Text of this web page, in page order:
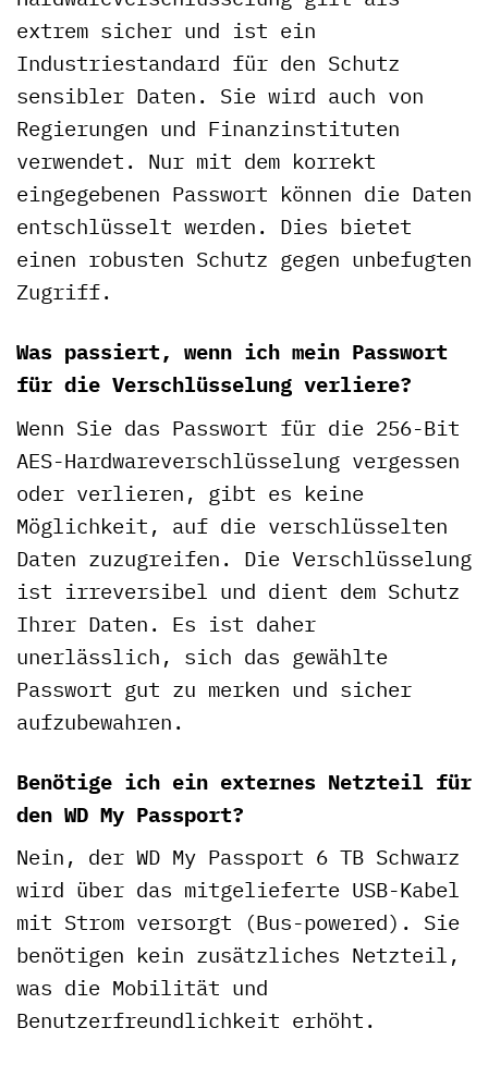
extrem sicher und ist ein
Industriestandard für den Schutz
sensibler Daten. Sie wird auch von
Regierungen und Finanzinstituten
verwendet. Nur mit dem korrekt
eingegebenen Passwort können die Daten
entschlüsselt werden. Dies bietet
einen robusten Schutz gegen unbefugten
Zugriff.
Was passiert, wenn ich mein Passwort
für die Verschlüsselung verliere?
Wenn Sie das Passwort für die 256-Bit
AES-Hardwareverschlüsselung vergessen
oder verlieren, gibt es keine
Möglichkeit, auf die verschlüsselten
Daten zuzugreifen. Die Verschlüsselung
ist irreversibel und dient dem Schutz
Ihrer Daten. Es ist daher
unerlässlich, sich das gewählte
Passwort gut zu merken und sicher
aufzubewahren.
Benötige ich ein externes Netzteil für
den WD My Passport?
Nein, der WD My Passport 6 TB Schwarz
wird über das mitgelieferte USB-Kabel
mit Strom versorgt (Bus-powered). Sie
benötigen kein zusätzliches Netzteil,
was die Mobilität und
Benutzerfreundlichkeit erhöht.